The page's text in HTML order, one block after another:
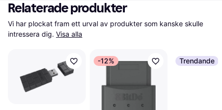
Relaterade produkter
Vi har plockat fram ett urval av produkter som kanske skulle
intressera dig. Visa alla
-12% Trendande